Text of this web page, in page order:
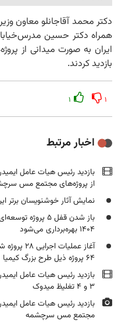
دکتر محمد آقاجانلو معاون
همراه دکتر حسین
ایران به صورت میدانی از
بازدید کردند.
۱ ۱
اخبار مرتبط
بازدید رئیس هیات عامل
از پروژه‌های مجتمع مس
نمایش آثار خوشنویسان برتر
باز شدن قفل ۵
۱۴۰۴ بهره‌برداری می‌شود
۶۴ پروژه ذیل طرح بزرگ کیمیا
بازدید رئیس هیات عامل
۳ و ۴ تغلیظ میدوک
بازدید رئیس هیات عامل
مجتمع مس سرچشمه